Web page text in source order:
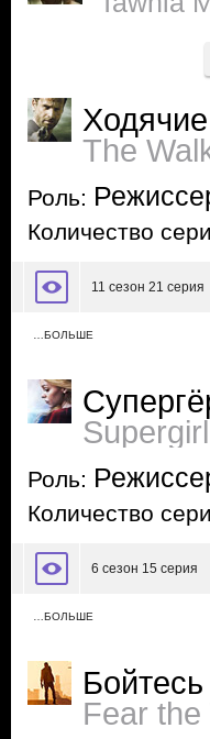
The
Роль:
Количество
11 сезон 21 серия
…БОЛЬШЕ
Supergirl
Роль:
Количество
6 сезон 15 серия
…БОЛЬШЕ
Fear the